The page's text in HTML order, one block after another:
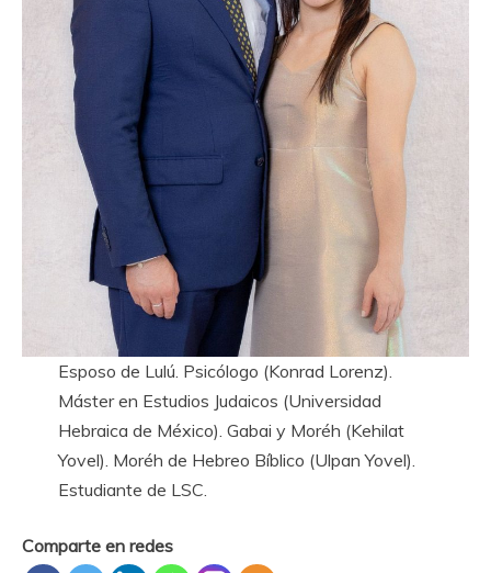
Esposo de Lulú. Psicólogo (Konrad Lorenz).
Máster en Estudios Judaicos (Universidad
Hebraica de México). Gabai y Moréh (Kehilat
Yovel). Moréh de Hebreo Bíblico (Ulpan Yovel).
Estudiante de LSC.
Comparte en redes